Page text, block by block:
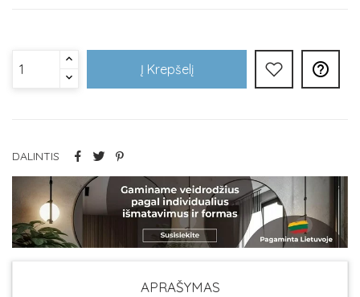
Į Krepšelį 
DALINTIS
APRAŠYMAS